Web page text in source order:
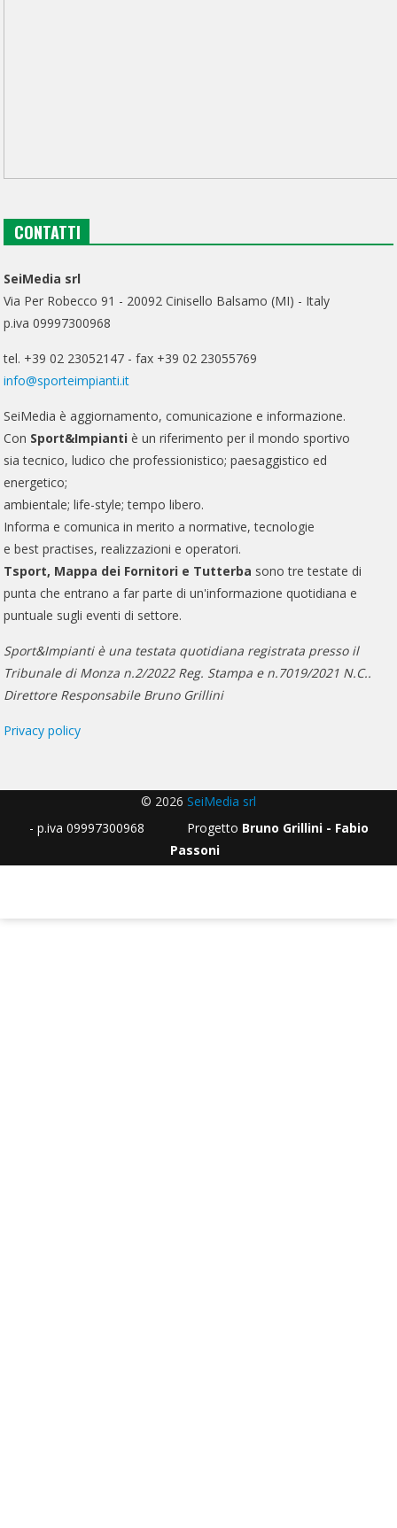
CONTATTI
SeiMedia srl
Via Per Robecco 91 - 20092 Cinisello Balsamo (MI) - Italy
p.iva 09997300968
tel. +39 02 23052147 - fax +39 02 23055769
info@sporteimpianti.it
SeiMedia è aggiornamento, comunicazione e informazione.
Con Sport&Impianti è un riferimento per il mondo sportivo
sia tecnico, ludico che professionistico; paesaggistico ed
energetico;
ambientale; life-style; tempo libero.
Informa e comunica in merito a normative, tecnologie
e best practises, realizzazioni e operatori.
Tsport, Mappa dei Fornitori e Tutterba sono tre testate di
punta che entrano a far parte di un'informazione quotidiana e
puntuale sugli eventi di settore.
Sport&Impianti è una testata quotidiana registrata presso il
Tribunale di Monza n.2/2022 Reg. Stampa e n.7019/2021 N.C..
Direttore Responsabile Bruno Grillini
Privacy policy
© 2026 SeiMedia srl
- p.iva 09997300968 Progetto Bruno Grillini - Fabio
Passoni